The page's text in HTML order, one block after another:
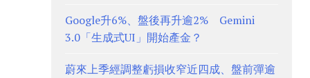
Google升6%、盤後再升逾2% Gemini
3.0「生成式UI」開始產金？
蔚來上季經調整虧損收窄近四成、盤前彈逾